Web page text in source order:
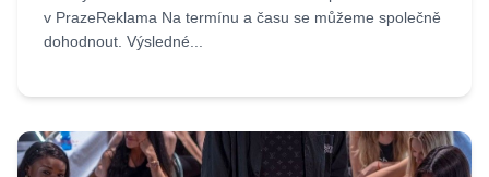
v PrazeReklama Na termínu a času se můžeme společně
dohodnout. Výsledné...